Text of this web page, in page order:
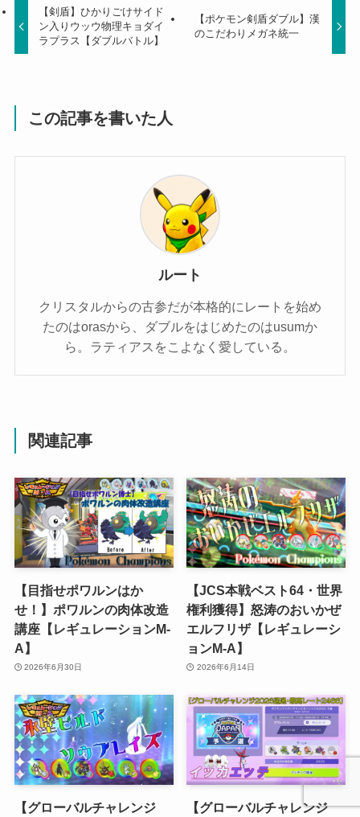
【剣盾】ひかりごけサイド
ン入りウッウ物理キョダイ
ラプラス【ダブルバトル】
【ポケモン剣盾ダブル】漢
のこだわりメガネ統一
この記事を書いた人
ルート
クリスタルからの古参だが本格的にレートを始め
たのはorasから、ダブルをはじめたのはusumか
ら。ラティアスをこよなく愛している。
関連記事
【目指せポワルンはか
せ！】ポワルンの肉体改造
講座【レギュレーションM-
A】
2026年6月30日
【JCS本戦ベスト64・世界
権利獲得】怒涛のおいかぜ
エルフリザ【レギュレーシ
ョンM-A】
2026年6月14日
【グローバルチャレンジ 【グローバルチャレンジ